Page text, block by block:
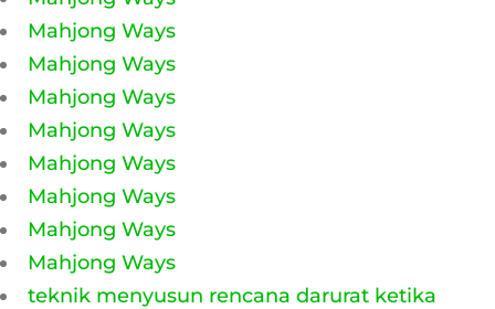
Mahjong Ways
Mahjong Ways
Mahjong Ways
Mahjong Ways
Mahjong Ways
Mahjong Ways
Mahjong Ways
Mahjong Ways
teknik menyusun rencana darurat ketika